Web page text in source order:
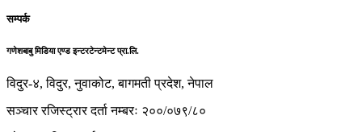
सम्पर्क
गणेशबाबु मिडिया एण्ड इन्टरटेन्टमेन्ट प्रा.लि.
विदुर-४, विदुर, नुवाकोट, बागमती प्रदेश, नेपाल
सञ्चार रजिस्ट्रार दर्ता नम्बरः २००/०७९/८०